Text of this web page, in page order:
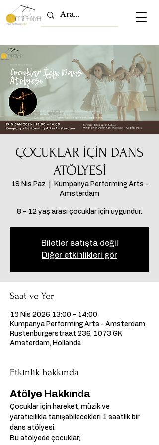
ÇOCUKLAR İÇİN DANS
ATÖLYESİ
19 Nis Paz
Kumpanya Performing Arts -
Amsterdam
8 – 12 yaş arası çocuklar için uygundur.
Biletler satışta değil
Diğer etkinlikleri gör
Saat ve Yer
19 Nis 2026 13:00 – 14:00
Kumpanya Performing Arts - Amsterdam,
Rustenburgerstraat 236, 1073 GK
Amsterdam, Hollanda
Etkinlik hakkında
Atölye Hakkında
Çocuklar için hareket, müzik ve
yaratıcılıkla tanışabilecekleri 1 saatlik bir
dans atölyesi.
Bu atölyede çocuklar;